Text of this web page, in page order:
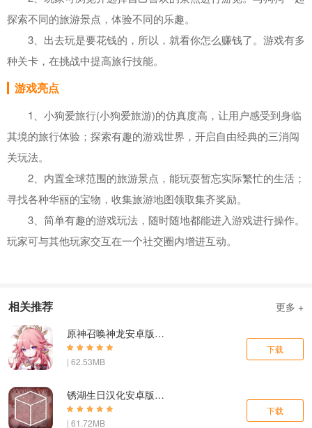
探索不同的旅游景点，体验不同的乐趣。
3、出去玩是要花钱的，所以，就看你怎么赚钱了。游戏有多
种关卡，在挑战中提高旅行技能。
游戏亮点
1、小狗爱旅行(小狗爱旅游)的仿真度高，让用户感受到身临
其境的旅行体验；探索有趣的游戏世界，开启自由经典的三消闯
关玩法。
2、内置全球范围的旅游景点，能玩耍暂忘实际繁忙的生活；
寻找各种华丽的宝物，收集旅游地图领取集齐奖励。
3、简单有趣的游戏玩法，随时随地都能进入游戏进行操作。
玩家可与其他玩家交互在一个社交圈内增进互动。
相关推荐
更多 +
原神召唤神龙安卓版下载
| 62.53MB
下载
锈湖生日汉化安卓版下载
| 61.72MB
下载